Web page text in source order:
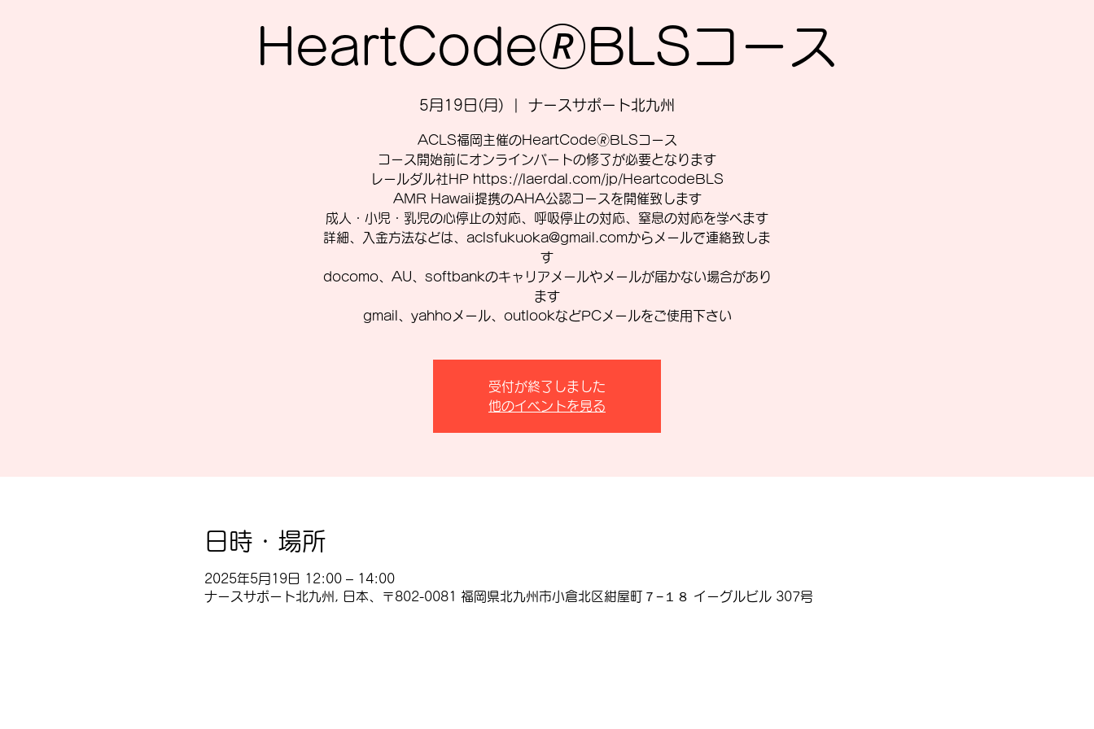
HeartCode🄬BLSコース
5月19日(月) ナースサポート北九州
ACLS福岡主催のHeartCode🄬BLSコース
コース開始前にオンラインパートの修了が必要となります
レールダル社HP https://laerdal.com/jp/HeartcodeBLS
AMR Hawaii提携のAHA公認コースを開催致します
成人・小児・乳児の心停止の対応、呼吸停止の対応、窒息の対応を学べます
詳細、入金方法などは、aclsfukuoka@gmail.comからメールで連絡致しま
す
docomo、AU、softbankのキャリアメールやメールが届かない場合があり
ます
gmail、yahhoメール、outlookなどPCメールをご使用下さい
受付が終了しました
他のイベントを見る
日時・場所
2025年5月19日 12:00 – 14:00
ナースサポート北九州, 日本、〒802-0081 福岡県北九州市小倉北区紺屋町７−１８ イーグルビル 307号